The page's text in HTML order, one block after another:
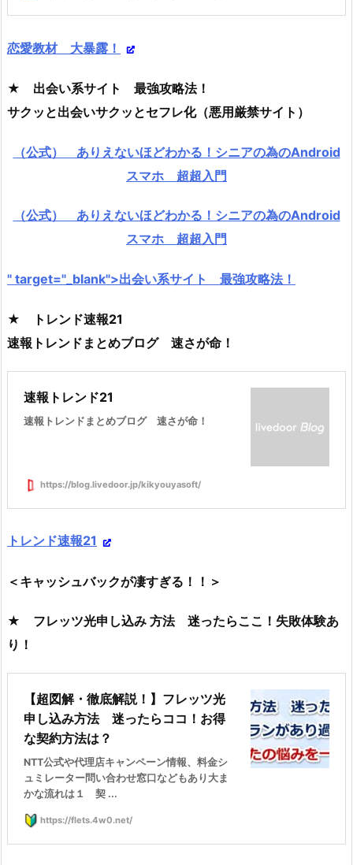
恋愛教材 大暴露！
★ 出会い系サイト 最強攻略法！
サクッと出会いサクッとセフレ化（悪用厳禁サイト）
（公式） ありえないほどわかる！シニアの為のAndroid
スマホ 超超入門
（公式） ありえないほどわかる！シニアの為のAndroid
スマホ 超超入門
" target="_blank">出会い系サイト 最強攻略法！
★ トレンド速報21
速報トレンドまとめブログ 速さが命！
速報トレンド21
速報トレンドまとめブログ 速さが命！
https://blog.livedoor.jp/kikyouyasoft/
トレンド速報21
＜キャッシュバックが凄すぎる！！＞
★ フレッツ光申し込み 方法 迷ったらここ！失敗体験あ
り！
【超図解・徹底解説！】フレッツ光
申し込み方法 迷ったらココ！お得
な契約方法は？
NTT公式や代理店キャンペーン情報、料金シ
ュミレーター問い合わせ窓口などもあり大ま
かな流れは１ 契 ...
https://flets.4w0.net/